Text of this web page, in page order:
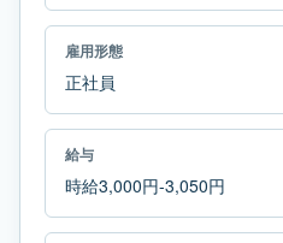
雇用形態
正社員
給与
時給3,000円-3,050円